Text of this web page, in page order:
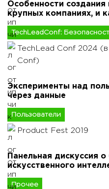
Особенности создания
крупных компаниях, и
TechLeadConf:
TechLead Conf 2024
Conf)
Эксперименты над
через данные
Пользователи
Product Fest 2019
Панельная дискуссия
искусственного
Прочее